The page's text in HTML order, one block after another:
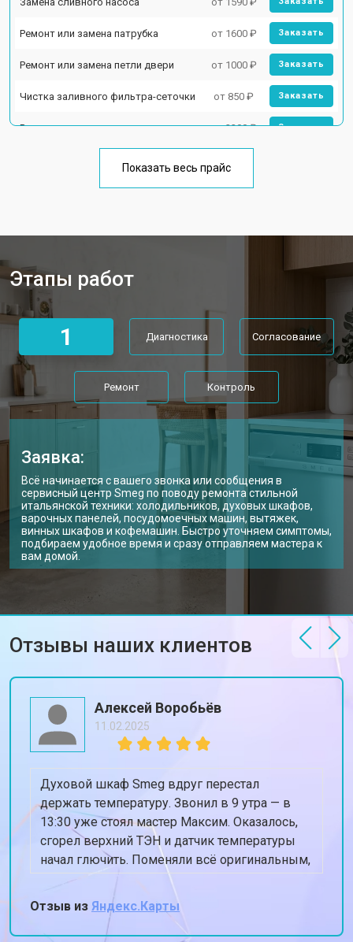
Ремонт или замена патрубка от 1600 ₽ Заказать
Ремонт или замена петли двери от 1000 ₽ Заказать
Чистка заливного фильтра-сеточки от 850 ₽ Заказать
Ремонт циркуляционного насоса от 2200 ₽ Заказать
Ремонт стакана моечного бака от 1600 ₽
Ремонт или замена пружины дверцы
Замена платы сенсорного
от 1100 ₽ Заказать
Замена водоприёмника от 2450 ₽
Замена панели управления от 1550 ₽
Замена блока управления от 2000 ₽ Заказать
машины Smeg
от 1750 ₽ Заказать
Ремонт/замена датчика
температуры
от 1590 ₽ Заказать
Замена замка посудомоечной
машины Smeg
от 1600 ₽ Заказать
Ремонт электропроводки от 1250 ₽ Заказать
креплений, кнопок)
Ремонт платы управления
(восстановление)
от 2590 ₽ Заказать
Замена датчика мутности от 1900 ₽
Замена датчика соли от 1100 ₽
Замена заливного клапана
Замена расходомера от 1600 ₽ Заказать
Замена разбрызгивателя от 750 ₽ Заказать
Замена пускового конденсатора
циркуляционного насоса
Замена проточного
нагревательного элемента
от 2000 ₽ Заказать
Замена прессостата
Замена П-образного уплотнителя
дверцы
Показать весь прайс
Этапы работ
1 Диагностика Согласование
Ремонт Контроль
Заявка:
Всё начинается с вашего звонка или сообщения в
сервисный центр Smeg по поводу ремонта стильной
итальянской техники: холодильников, духовых шкафов,
варочных панелей, посудомоечных машин, вытяжек,
винных шкафов и кофемашин. Быстро уточняем симптомы,
подбираем удобное время и сразу отправляем мастера к
вам домой.
Отзывы наших клиентов
Алексей Воробьёв
11.02.2025
Духовой шкаф Smeg вдруг перестал
держать температуру. Звонил в 9 утра — в
13:30 уже стоял мастер Максим. Оказалось,
сгорел верхний ТЭН и датчик температуры
начал глючить. Поменяли всё оригинальным,
духовка теперь греет ровно 180, когда
ставлю 180. Спасибо, жена снова готовит
Отзыв из Яндекс.Карты